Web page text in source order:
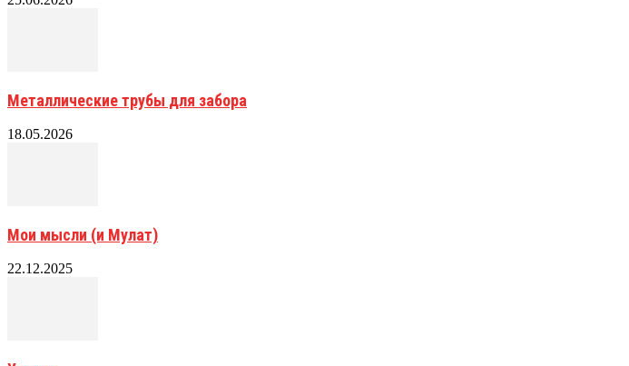
Металлические трубы для забора
18.05.2026
Мои мысли (и Мулат)
22.12.2025